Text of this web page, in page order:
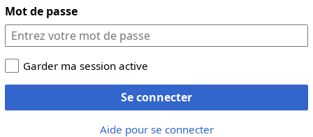
Mot de passe
Garder ma session active
Se connecter
Aide pour se connecter